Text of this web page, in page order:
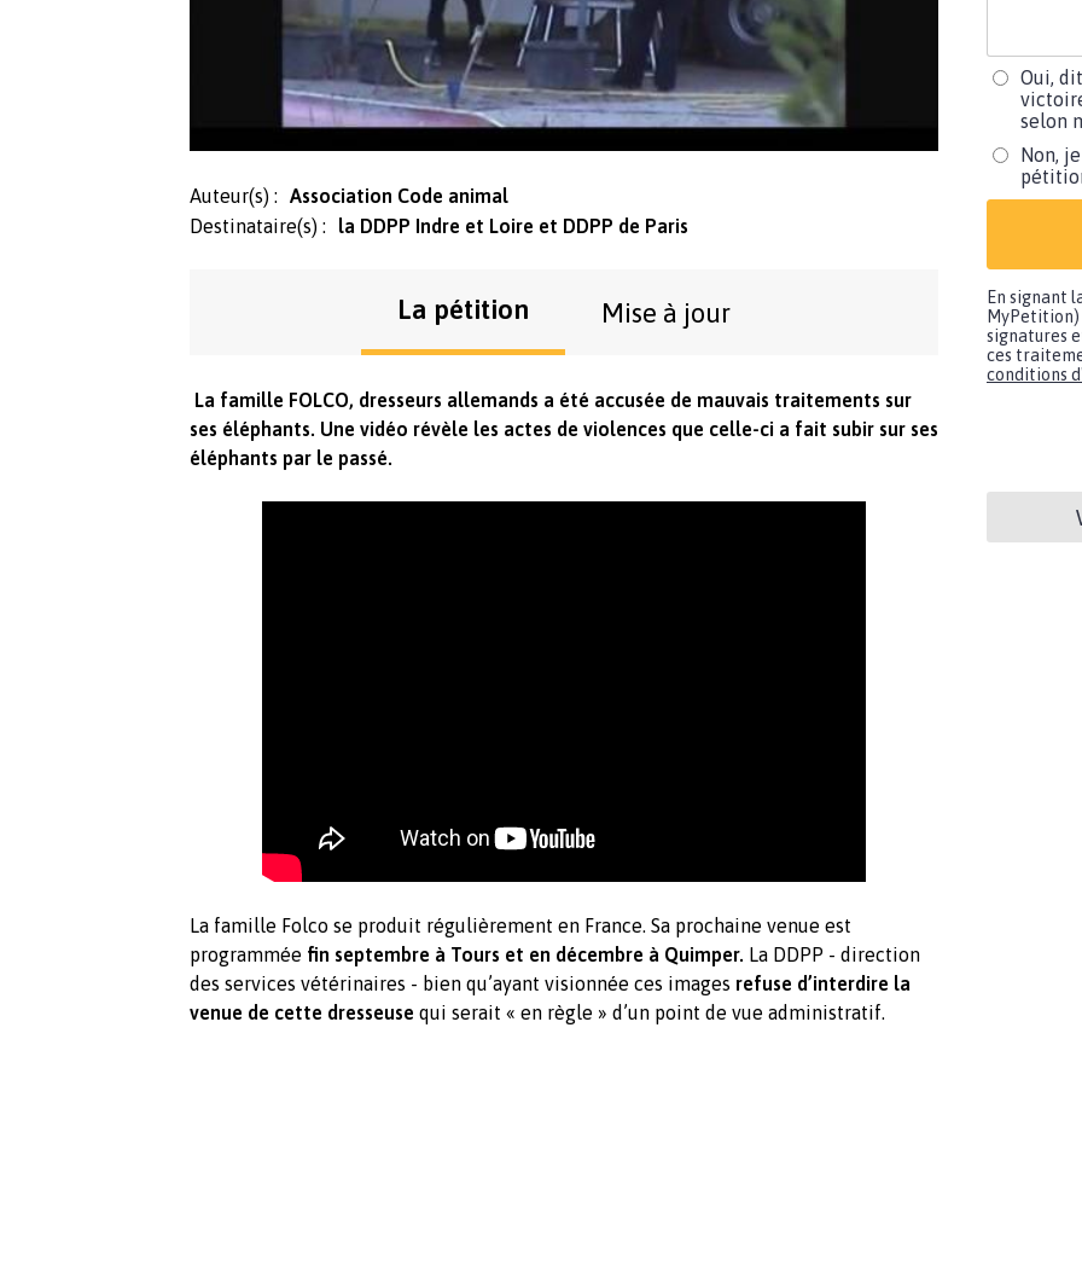
Auteur(s) :
Association Code animal
Destinataire(s) :
la DDPP Indre et Loire et DDPP de Paris
La pétition Mise à jour
La famille FOLCO, dresseurs allemands a été accusée de mauvais traitements sur
ses éléphants. Une vidéo révèle les actes de violences que celle-ci a fait subir sur ses
éléphants par le passé.
La famille Folco se produit régulièrement en France. Sa prochaine venue est
programmée fin septembre à Tours et en décembre à Quimper. La DDPP - direction
des services vétérinaires - bien qu’ayant visionnée ces images refuse d’interdire la
venue de cette dresseuse qui serait « en règle » d’un point de vue administratif.
Oui,
selon
Non,
En signant
MyPetition)
signatures
ces
conditions